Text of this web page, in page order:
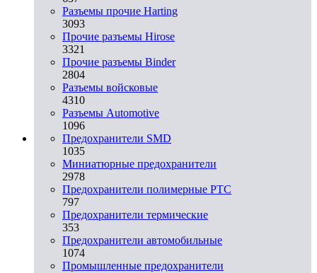
Разъемы прочие Harting
3093
Прочие разъемы Hirose
3321
Прочие разъемы Binder
2804
Разъемы войсковые
4310
Разъeмы Automotive
1096
Предохранители SMD
1035
Миниатюрные предохранители
2978
Предохранители полимерные PTC
797
Предохранители термические
353
Предохранители автомобильные
1074
Промышленные предохранители